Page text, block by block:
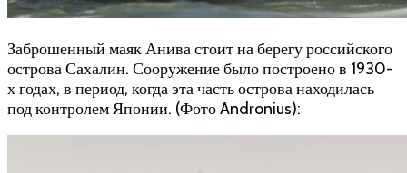
Заброшенный маяк Анива стоит на берегу российского
острова Сахалин. Сооружение было построено в 1930-
х годах, в период, когда эта часть острова находилась
под контролем Японии. (Фото Andronius):